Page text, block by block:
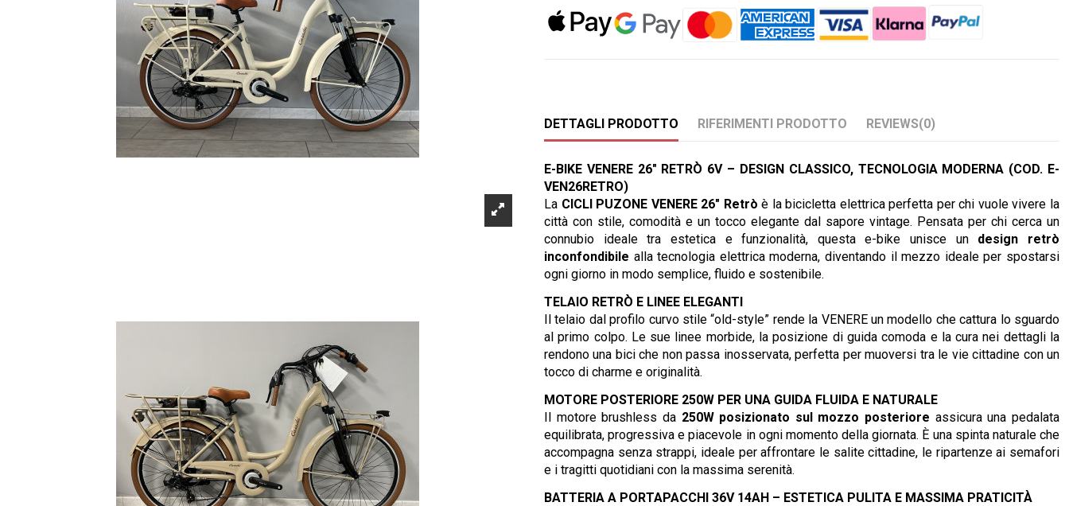
DETTAGLI PRODOTTO RIFERIMENTI PRODOTTO REVIEWS(0)
E-BIKE VENERE 26" RETRÒ 6V – DESIGN CLASSICO, TECNOLOGIA MODERNA (COD. E-
VEN26RETRO)
La CICLI PUZONE VENERE 26" Retrò è la bicicletta elettrica perfetta per chi vuole vivere la
città con stile, comodità e un tocco elegante dal sapore vintage. Pensata per chi cerca un
connubio ideale tra estetica e funzionalità, questa e-bike unisce un design retrò
inconfondibile alla tecnologia elettrica moderna, diventando il mezzo ideale per spostarsi
ogni giorno in modo semplice, fluido e sostenibile.
TELAIO RETRÒ E LINEE ELEGANTI
Il telaio dal profilo curvo stile “old-style” rende la VENERE un modello che cattura lo sguardo
al primo colpo. Le sue linee morbide, la posizione di guida comoda e la cura nei dettagli la
rendono una bici che non passa inosservata, perfetta per muoversi tra le vie cittadine con un
tocco di charme e originalità.
MOTORE POSTERIORE 250W PER UNA GUIDA FLUIDA E NATURALE
Il motore brushless da 250W posizionato sul mozzo posteriore assicura una pedalata
equilibrata, progressiva e piacevole in ogni momento della giornata. È una spinta naturale che
accompagna senza strappi, ideale per affrontare le salite cittadine, le ripartenze ai semafori
e i tragitti quotidiani con la massima serenità.
BATTERIA A PORTAPACCHI 36V 14AH – ESTETICA PULITA E MASSIMA PRATICITÀ